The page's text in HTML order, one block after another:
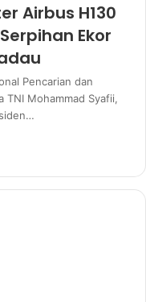
Airbus H130
Ekor
Pencarian dan
TNI Mohammad Syafii,